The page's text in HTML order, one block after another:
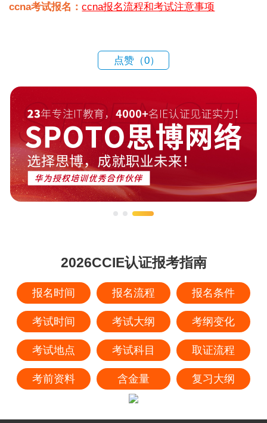
ccna考试报名：ccna报名流程和考试注意事项
点赞（0）
2026CCIE认证报考指南
报名时间 报名流程 报名条件
考试时间 考试大纲 考纲变化
考试地点 考试科目 取证流程
考前资料 含金量 复习大纲